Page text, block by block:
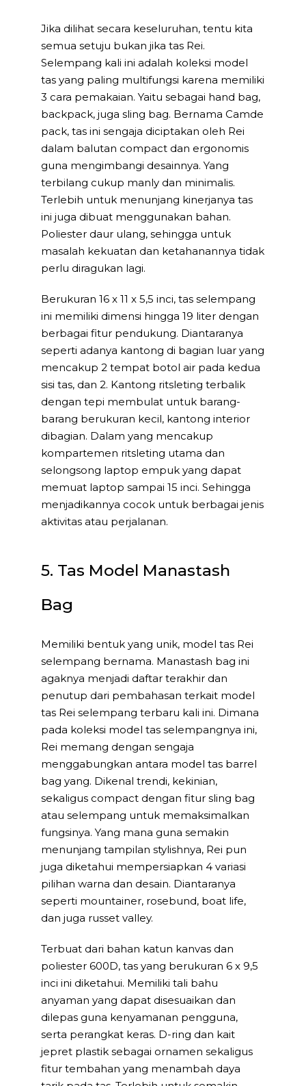
Jika dilihat secara keseluruhan, tentu kita
semua setuju bukan jika tas Rei.
Selempang kali ini adalah koleksi model
tas yang paling multifungsi karena memiliki
3 cara pemakaian. Yaitu sebagai hand bag,
backpack, juga sling bag. Bernama Camde
pack, tas ini sengaja diciptakan oleh Rei
dalam balutan compact dan ergonomis
guna mengimbangi desainnya. Yang
terbilang cukup manly dan minimalis.
Terlebih untuk menunjang kinerjanya tas
ini juga dibuat menggunakan bahan.
Poliester daur ulang, sehingga untuk
masalah kekuatan dan ketahanannya tidak
perlu diragukan lagi.
Berukuran 16 x 11 x 5,5 inci, tas selempang
ini memiliki dimensi hingga 19 liter dengan
berbagai fitur pendukung. Diantaranya
seperti adanya kantong di bagian luar yang
mencakup 2 tempat botol air pada kedua
sisi tas, dan 2. Kantong ritsleting terbalik
dengan tepi membulat untuk barang-
barang berukuran kecil, kantong interior
dibagian. Dalam yang mencakup
kompartemen ritsleting utama dan
selongsong laptop empuk yang dapat
memuat laptop sampai 15 inci. Sehingga
menjadikannya cocok untuk berbagai jenis
aktivitas atau perjalanan.
5. Tas Model Manastash
Bag
Memiliki bentuk yang unik, model tas Rei
selempang bernama. Manastash bag ini
agaknya menjadi daftar terakhir dan
penutup dari pembahasan terkait model
tas Rei selempang terbaru kali ini. Dimana
pada koleksi model tas selempangnya ini,
Rei memang dengan sengaja
menggabungkan antara model tas barrel
bag yang. Dikenal trendi, kekinian,
sekaligus compact dengan fitur sling bag
atau selempang untuk memaksimalkan
fungsinya. Yang mana guna semakin
menunjang tampilan stylishnya, Rei pun
juga diketahui mempersiapkan 4 variasi
pilihan warna dan desain. Diantaranya
seperti mountainer, rosebund, boat life,
dan juga russet valley.
Terbuat dari bahan katun kanvas dan
poliester 600D, tas yang berukuran 6 x 9,5
inci ini diketahui. Memiliki tali bahu
anyaman yang dapat disesuaikan dan
dilepas guna kenyamanan pengguna,
serta perangkat keras. D-ring dan kait
jepret plastik sebagai ornamen sekaligus
fitur tembahan yang menambah daya